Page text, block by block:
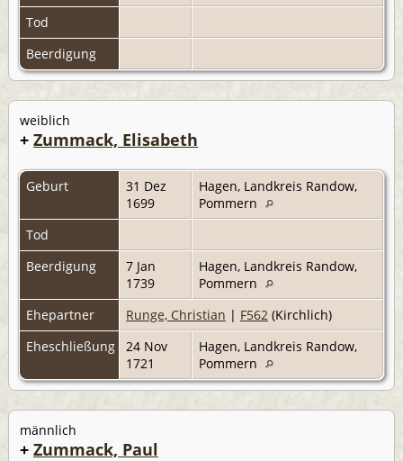
Tod
Beerdigung
weiblich
+ Zummack, Elisabeth
Geburt
31 Dez
1699
Hagen, Landkreis Randow,
Pommern
Tod
Beerdigung
7 Jan
1739
Hagen, Landkreis Randow,
Pommern
Ehepartner
Runge, Christian | F562 (Kirchlich)
Eheschließung
24 Nov
1721
Hagen, Landkreis Randow,
Pommern
männlich
+ Zummack, Paul